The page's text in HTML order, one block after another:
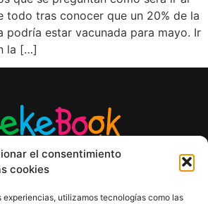
el consentimiento
cookies
experiencias, utilizamos tecnologías como las
todo tras conocer que un 20% de la
podría estar vacunada para mayo. Ir
la […]